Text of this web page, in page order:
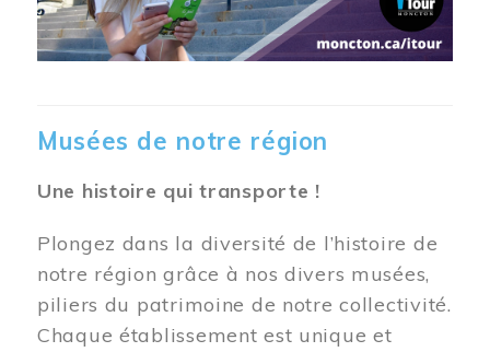
Musées de notre région
Une histoire qui transporte !
Plongez dans la diversité de l’histoire de
notre région grâce à nos divers musées,
piliers du patrimoine de notre collectivité.
Chaque établissement est unique et